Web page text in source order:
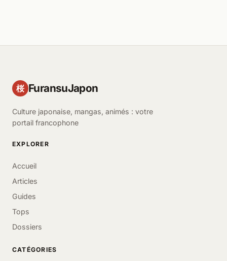
桜 FuransuJapon
Culture japonaise, mangas, animés : votre
portail francophone
EXPLORER
Accueil
Articles
Guides
Tops
Dossiers
CATÉGORIES